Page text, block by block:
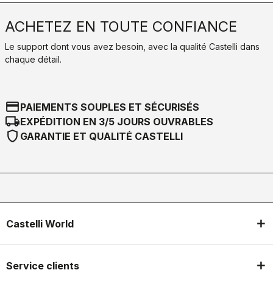
ACHETEZ EN TOUTE CONFIANCE
Le support dont vous avez besoin, avec la qualité Castelli dans
chaque détail.
credit_cardPAIEMENTS SOUPLES ET SÉCURISÉS
local_shippingEXPÉDITION EN 3/5 JOURS OUVRABLES
shield GARANTIE ET QUALITÉ CASTELLI
Castelli World
Service clients